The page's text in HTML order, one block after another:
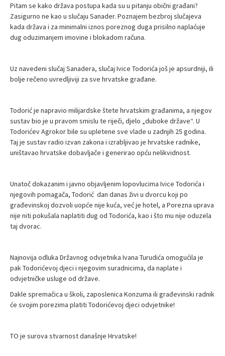
Pitam se kako država postupa kada su u pitanju obični građani?
Zasigurno ne kao u slučaju Sanader. Poznajem bezbroj slučajeva
kada država i za minimalni iznos poreznog duga prisilno naplaćuje
dug oduzimanjem imovine i blokadom računa.
Uz navedeni slučaj Sanadera, slučaj Ivice Todorića još je apsurdniji, ili
bolje rečeno uvredljiviji za sve hrvatske građane.
Todorić je napravio milijardske štete hrvatskim građanima, a njegov
sustav bio je u pravom smislu te riječi, djelo „duboke države“. U
Todorićev Agrokor bile su upletene sve vlade u zadnjih 25 godina.
Taj je sustav radio izvan zakona i izrabljivao je hrvatske radnike,
uništavao hrvatske dobavljače i generirao opću nelikvidnost.
Unatoč dokazanim i javno objavljenim lopovlucima Ivice Todorića i
njegovih pomagača, Todorić dan danas živi u dvorcu koji po
građevinskoj dozvoli uopće nije kuća, već je hotel, a Porezna uprava
nije niti pokušala naplatiti dug od Todorića, kao i što mu nije oduzela
taj dvorac.
Najnovija odluka Državnog odvjetnika Ivana Turudića omogućila je
pak Todorićevoj djeci i njegovim suradnicima, da naplate i
odvjetničke usluge od države.
Dakle spremačica u školi, zaposlenica Konzuma ili građevinski radnik
će svojim porezima platiti Todorićevoj djeci odvjetnike!
TO je surova stvarnost današnje Hrvatske!